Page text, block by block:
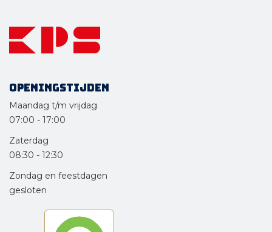
Openingstijden
Maandag t/m vrijdag
07:00 - 17:00
Zaterdag
08:30 - 12:30
Zondag en feestdagen
gesloten